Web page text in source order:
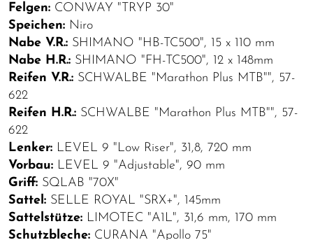
Felgen: CONWAY "TRYP 30"
Speichen: Niro
Nabe V.R.: SHIMANO "HB-TC500", 15 x 110 mm
Nabe H.R.: SHIMANO "FH-TC500", 12 x 148mm
Reifen V.R.: SCHWALBE "Marathon Plus MTB"", 57-
622
Reifen H.R.: SCHWALBE "Marathon Plus MTB"", 57-
622
Lenker: LEVEL 9 "Low Riser", 31,8, 720 mm
Vorbau: LEVEL 9 "Adjustable", 90 mm
Griff: SQLAB "70X"
Sattel: SELLE ROYAL "SRX+", 145mm
Sattelstütze: LIMOTEC "A1L", 31,6 mm, 170 mm
Schutzbleche: CURANA "Apollo 75"